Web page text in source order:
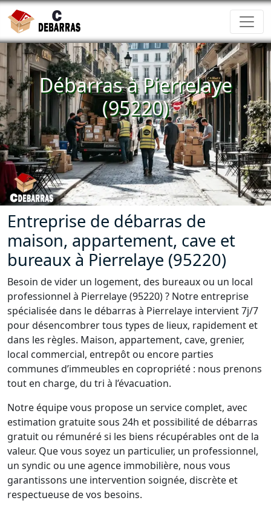
Débarras à Pierrelaye
(95220)
Entreprise de débarras de
maison, appartement, cave et
bureaux à Pierrelaye (95220)
Besoin de vider un logement, des bureaux ou un local
professionnel à Pierrelaye (95220) ? Notre entreprise
spécialisée dans le débarras à Pierrelaye intervient 7j/7
pour désencombrer tous types de lieux, rapidement et
dans les règles. Maison, appartement, cave, grenier,
local commercial, entrepôt ou encore parties
communes d’immeubles en copropriété : nous prenons
tout en charge, du tri à l’évacuation.
Notre équipe vous propose un service complet, avec
estimation gratuite sous 24h et possibilité de débarras
gratuit ou rémunéré si les biens récupérables ont de la
valeur. Que vous soyez un particulier, un professionnel,
un syndic ou une agence immobilière, nous vous
garantissons une intervention soignée, discrète et
respectueuse de vos besoins.